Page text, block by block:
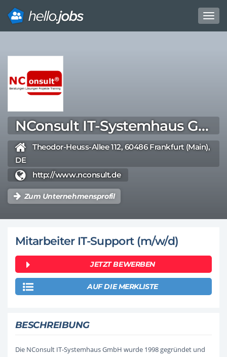
NConsult IT-Systemhaus GmbH, Frankfurt/ Main
Theodor-Heuss-Allee 112, 60486 Frankfurt (Main),
DE
http://www.nconsult.de
Zum Unternehmensprofil
Mitarbeiter IT-Support (m/w/d)
JETZT BEWERBEN
AUF DIE MERKLISTE
BESCHREIBUNG
Die NConsult IT-Systemhaus GmbH wurde 1998 gegründet und